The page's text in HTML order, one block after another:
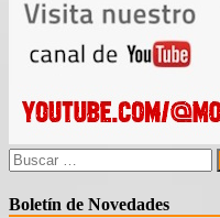
Buscar:
Boletín de Novedades